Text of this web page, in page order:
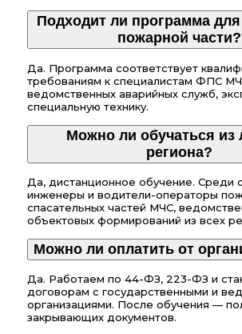
Подходит ли программа
пожарной части?
Да. Программа соответствует
требованиям к специалистам ФПС
ведомственных аварийных служб,
специальную технику.
Можно ли обучаться из
региона?
Да, дистанционное обучение. Среди
инженеры и водители-операторы
спасательных частей МЧС,
объектовых формирований из всех
Можно ли оплатить от
Да. Работаем по 44-ФЗ, 223-ФЗ и
договорам с государственными и
организациями. После обучения —
закрывающих документов.